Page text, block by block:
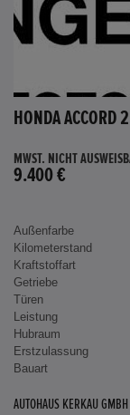
MWST. NICHT
9.400 €
Außenfarbe
Kilometerstand
Kraftstoffart
Getriebe
Türen
Leistung
Hubraum
Erstzulassung
Bauart
AUTOHAUS KERKAU GMBH